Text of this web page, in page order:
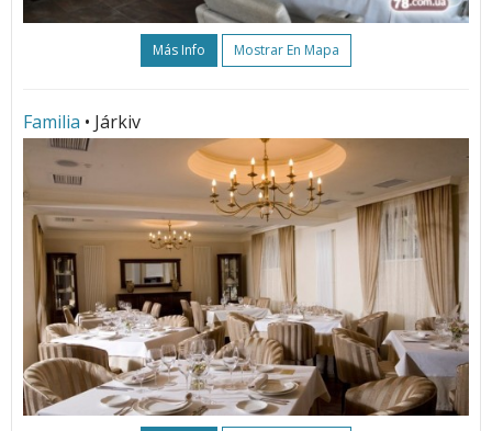
Más Info Mostrar En Mapa
Familia • Járkiv